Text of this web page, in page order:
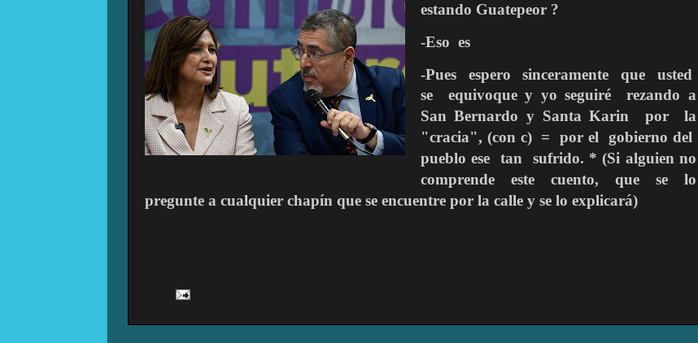
estando Guatepeor ?
-Eso es
-Pues
espero sinceramente que
usted
se
equivoque y yo seguiré rezandoa
San Bernardo y Santa Karin
por
la
"cracia", (con c) = por el
gobierno del
pueblo ese
tan
sufrido. * (Si alguien no
comprende este cuento, que se lo
pregunte a cualquier chapín que se encuentre por la calle y se lo explicará)